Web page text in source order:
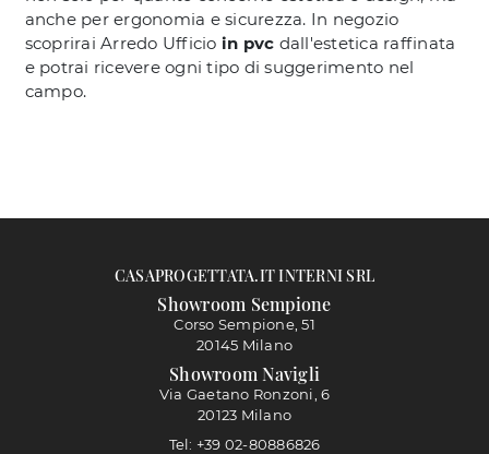
anche per ergonomia e sicurezza. In negozio
scoprirai Arredo Ufficio in pvc dall'estetica raffinata
e potrai ricevere ogni tipo di suggerimento nel
campo.
CASAPROGETTATA.IT INTERNI SRL
Showroom Sempione
Corso Sempione, 51
20145 Milano
Showroom Navigli
Via Gaetano Ronzoni, 6
20123 Milano
Tel: +39 02-80886826